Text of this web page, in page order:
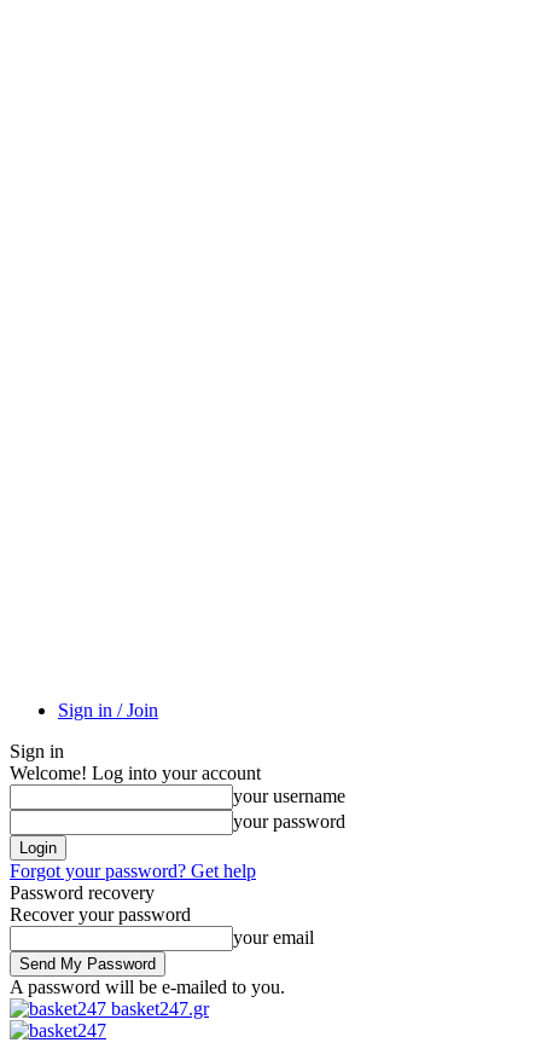
Sign in / Join
Sign in
Welcome! Log into your account
your username
your password
Forgot your password? Get help
Password recovery
Recover your password
your email
A password will be e-mailed to you.
basket247.gr